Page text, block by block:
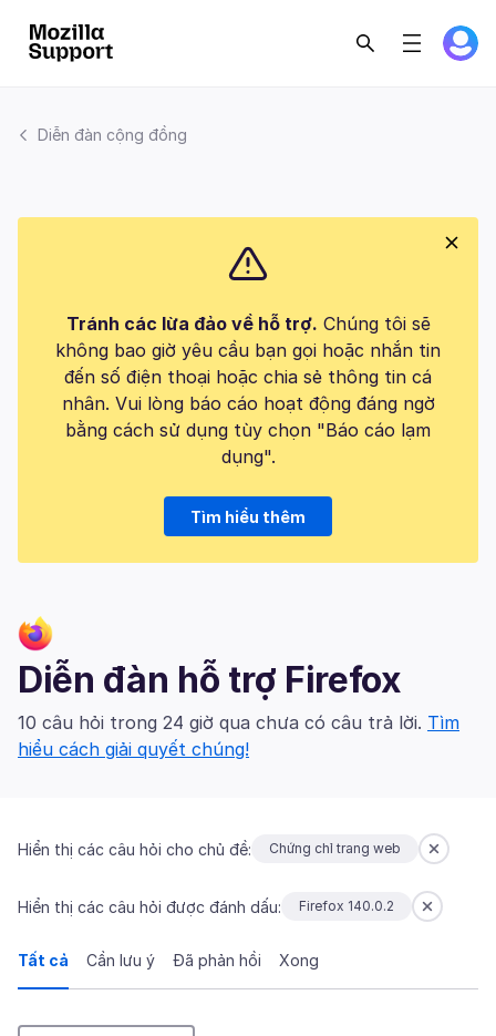
Diễn đàn cộng đồng
Tránh các lừa đảo về hỗ trợ. Chúng tôi sẽ
không bao giờ yêu cầu bạn gọi hoặc nhắn tin
đến số điện thoại hoặc chia sẻ thông tin cá
nhân. Vui lòng báo cáo hoạt động đáng ngờ
bằng cách sử dụng tùy chọn "Báo cáo lạm
dụng".
Tìm hiểu thêm
Diễn đàn hỗ trợ Firefox
10 câu hỏi trong 24 giờ qua chưa có câu trả lời. Tìm
hiểu cách giải quyết chúng!
Hiển thị các câu hỏi cho chủ đề: Chứng chỉ trang web
Hiển thị các câu hỏi được đánh dấu: Firefox 140.0.2
Tất cả Cần lưu ý Đã phản hồi Xong